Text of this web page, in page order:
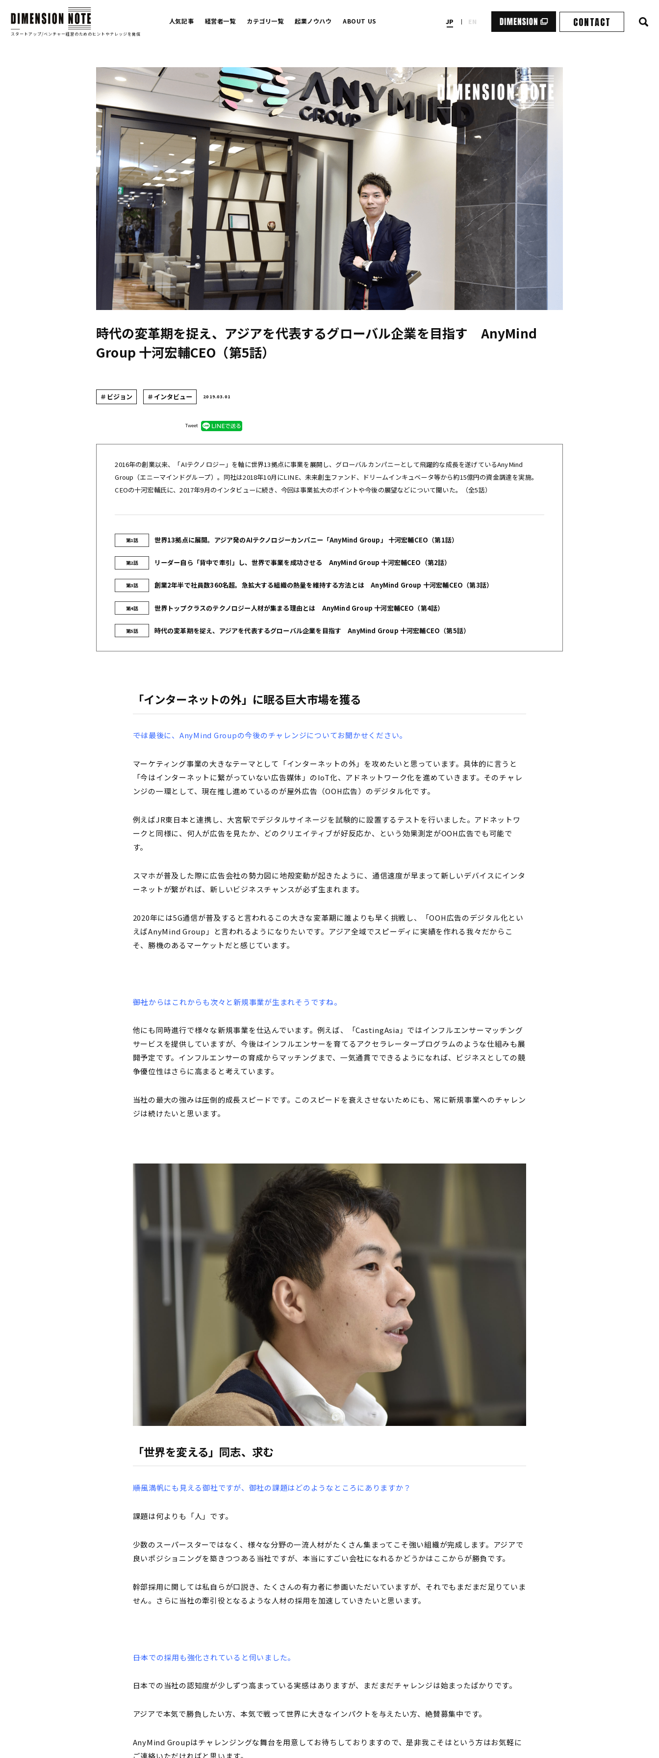
スタートアップ/ベンチャー経営のためのヒントやナレッジを発信
人気記事 経営者一覧 カテゴリ一覧 起業ノウハウ ABOUT US
検
JP EN CONTACT
時代の変革期を捉え、アジアを代表するグローバル企業を目指す AnyMind
Group 十河宏輔CEO（第5話）
＃ビジョン ＃インタビュー 2019.03.01
2016年の創業以来、「AIテクノロジー」を軸に世界13拠点に事業を展開し、グローバルカンパニーとして飛躍的な成長を遂げているAnyMind
Group（エニーマインドグループ）。同社は2018年10月にLINE、未来創生ファンド、ドリームインキュベータ等から約15億円の資金調達を実施。
CEOの十河宏輔氏に、2017年9月のインタビューに続き、今回は事業拡大のポイントや今後の展望などについて聞いた。（全5話）
第1話 世界13拠点に展開。アジア発のAIテクノロジーカンパニー「AnyMind Group」 十河宏輔CEO（第1話）
第2話 リーダー自ら「背中で牽引」し、世界で事業を成功させる AnyMind Group 十河宏輔CEO（第2話）
第3話 創業2年半で社員数360名超。急拡大する組織の熱量を維持する方法とは AnyMind Group 十河宏輔CEO（第3話）
第4話 世界トップクラスのテクノロジー人材が集まる理由とは AnyMind Group 十河宏輔CEO（第4話）
第5話 時代の変革期を捉え、アジアを代表するグローバル企業を目指す AnyMind Group 十河宏輔CEO（第5話）
「インターネットの外」に眠る巨大市場を獲る
――では最後に、AnyMind Groupの今後のチャレンジについてお聞かせください。
マーケティング事業の大きなテーマとして「インターネットの外」を攻めたいと思っています。具体的に言うと
「今はインターネットに繋がっていない広告媒体」のIoT化、アドネットワーク化を進めていきます。そのチャレ
ンジの一環として、現在推し進めているのが屋外広告（OOH広告）のデジタル化です。
例えばJR東日本と連携し、大宮駅でデジタルサイネージを試験的に設置するテストを行いました。アドネットワ
ークと同様に、何人が広告を見たか、どのクリエイティブが好反応か、という効果測定がOOH広告でも可能で
す。
スマホが普及した際に広告会社の勢力図に地殻変動が起きたように、通信速度が早まって新しいデバイスにインタ
ーネットが繋がれば、新しいビジネスチャンスが必ず生まれます。
2020年には5G通信が普及すると言われるこの大きな変革期に誰よりも早く挑戦し、「OOH広告のデジタル化とい
えばAnyMind Group」と言われるようになりたいです。アジア全域でスピーディに実績を作れる我々だからこ
そ、勝機のあるマーケットだと感じています。
――御社からはこれからも次々と新規事業が生まれそうですね。
他にも同時進行で様々な新規事業を仕込んでいます。例えば、「CastingAsia」ではインフルエンサーマッチング
サービスを提供していますが、今後はインフルエンサーを育てるアクセラレータープログラムのような仕組みも展
開予定です。インフルエンサーの育成からマッチングまで、一気通貫でできるようになれば、ビジネスとしての競
争優位性はさらに高まると考えています。
当社の最大の強みは圧倒的成長スピードです。このスピードを衰えさせないためにも、常に新規事業へのチャレン
ジは続けたいと思います。
「世界を変える」同志、求む
――順風満帆にも見える御社ですが、御社の課題はどのようなところにありますか？
課題は何よりも「人」です。
少数のスーパースターではなく、様々な分野の一流人材がたくさん集まってこそ強い組織が完成します。アジアで
良いポジショニングを築きつつある当社ですが、本当にすごい会社になれるかどうかはここからが勝負です。
幹部採用に関しては私自らが口説き、たくさんの有力者に参画いただいていますが、それでもまだまだ足りていま
せん。さらに当社の牽引役となるような人材の採用を加速していきたいと思います。
――日本での採用も強化されていると伺いました。
日本での当社の認知度が少しずつ高まっている実感はありますが、まだまだチャレンジは始まったばかりです。
アジアで本気で勝負したい方、本気で戦って世界に大きなインパクトを与えたい方、絶賛募集中です。
AnyMind Groupはチャレンジングな舞台を用意してお待ちしておりますので、是非我こそはという方はお気軽に
ご連絡いただければと思います。